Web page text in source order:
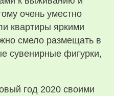
очень уместно
квартиры яркими
смело размещать в
сувенирные фигурки,